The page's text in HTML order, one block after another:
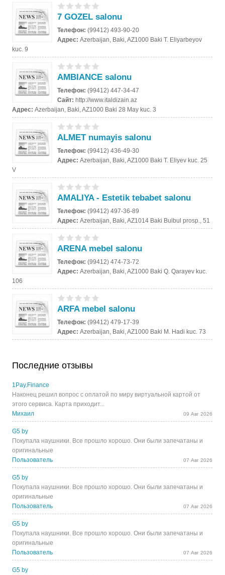
7 GOZEL salonu
Телефон:(99412) 493-90-20
Адрес:Azerbaijan, Baki, AZ1000 Baki T. Eliyarbeyov
kuc. 9
AMBIANCE salonu
Телефон:(99412) 447-34-47
Сайт:http://www.italdizain.az
Адрес:Azerbaijan, Baki, AZ1000 Baki 28 May kuc. 3
ALMET numayis salonu
Телефон:(99412) 436-49-30
Адрес:Azerbaijan, Baki, AZ1000 Baki T. Eliyev kuc. 25
V
AMALIYA - Estetik tebabet salonu
Телефон:(99412) 497-36-89
Адрес:Azerbaijan, Baki, AZ1014 Baki Bulbul prosp., 51
ARENA mebel salonu
Телефон:(99412) 474-73-72
Адрес:Azerbaijan, Baki, AZ1000 Baki Q. Qarayev kuc.
106
ARFA mebel salonu
Телефон:(99412) 479-17-39
Адрес:Azerbaijan, Baki, AZ1000 Baki M. Hadi kuc. 73
Последние отзывы
1Pay.Finance
Наконец решил вопрос с оплатой по миру виртуальной картой от
этого сервиса. Карта приходит...
Михаил
09 Авг 2026
G5 by
Покупала наушники. Все прошло хорошо. Они были запечатаны и
оригинальные
Пользователь
07 Авг 2026
G5 by
Покупала наушники. Все прошло хорошо. Они были запечатаны и
оригинальные
Пользователь
07 Авг 2026
G5 by
Покупала наушники. Все прошло хорошо. Они были запечатаны и
оригинальные
Пользователь
07 Авг 2026
G5 by